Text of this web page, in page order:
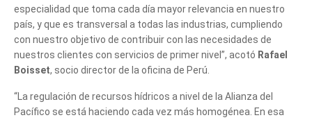
especialidad que toma cada día mayor relevancia en nuestro
país, y que es transversal a todas las industrias, cumpliendo
con nuestro objetivo de contribuir con las necesidades de
nuestros clientes con servicios de primer nivel”, acotó Rafael
Boisset, socio director de la oficina de Perú.
“La regulación de recursos hídricos a nivel de la Alianza del
Pacífico se está haciendo cada vez más homogénea. En esa